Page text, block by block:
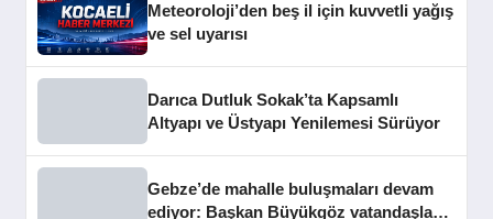
Meteoroloji’den beş il için kuvvetli yağış
ve sel uyarısı
Darıca Dutluk Sokak’ta Kapsamlı
Altyapı ve Üstyapı Yenilemesi Sürüyor
Gebze’de mahalle buluşmaları devam
ediyor: Başkan Büyükgöz vatandaşları